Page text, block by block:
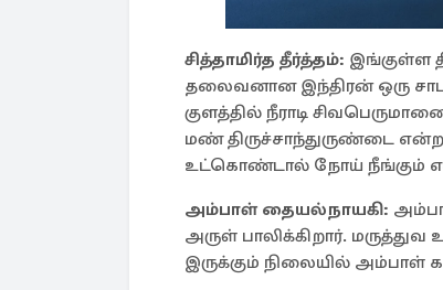
சித்தாமிர்த தீர்த்தம்: இங்குள்ள
தலைவனான இந்திரன் ஒரு
குளத்தில் நீராடி
மண் திருச்சாந்துருண்டை என்ற
உட்கொண்டால் நோய் நீங்கும்
அம்பாள் தையல்நாயகி:
அருள் பாலிக்கிறார்.
இருக்கும் நிலையில் அம்பாள்